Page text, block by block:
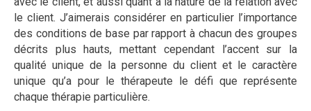
le client. J’aimerais considérer en particulier l’importance
des conditions de base par rapport à chacun des groupes
décrits plus hauts, mettant cependant l’accent sur la
qualité unique de la personne du client et le caractère
unique qu’a pour le thérapeute le défi que représente
chaque thérapie particulière.